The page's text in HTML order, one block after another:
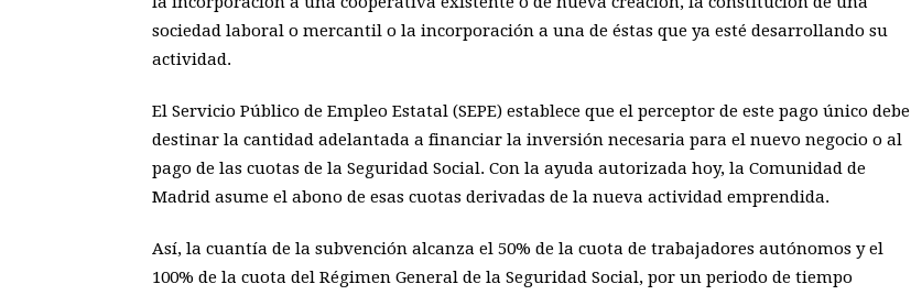
sociedad laboral o mercantil o la incorporación a una de éstas que ya esté desarrollando su
actividad.
El Servicio Público de Empleo Estatal (SEPE) establece que el perceptor de este pago único debe
destinar la cantidad adelantada a financiar la inversión necesaria para el nuevo negocio o al
pago de las cuotas de la Seguridad Social. Con la ayuda autorizada hoy, la Comunidad de
Madrid asume el abono de esas cuotas derivadas de la nueva actividad emprendida.
Así, la cuantía de la subvención alcanza el 50% de la cuota de trabajadores autónomos y el
100% de la cuota del Régimen General de la Seguridad Social, por un periodo de tiempo